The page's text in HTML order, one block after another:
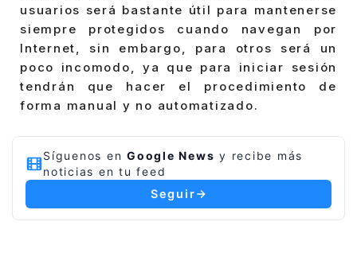
usuarios será bastante útil para mantenerse
siempre protegidos cuando navegan por
Internet, sin embargo, para otros será un
poco incomodo, ya que para iniciar sesión
tendrán que hacer el procedimiento de
forma manual y no automatizado.
Síguenos en Google News y recibe más
noticias en tu feed
Seguir